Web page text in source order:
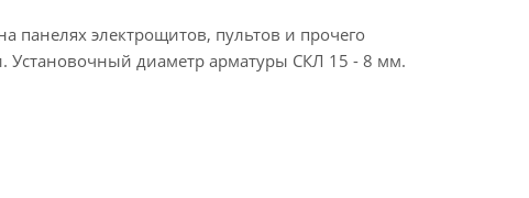
электрощитов, пультов и прочего
Установочный диаметр арматуры СКЛ 15 - 8 мм.